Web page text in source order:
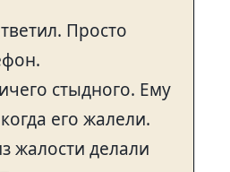
Просто
стыдного. Ему
его жалели.
жалости делали